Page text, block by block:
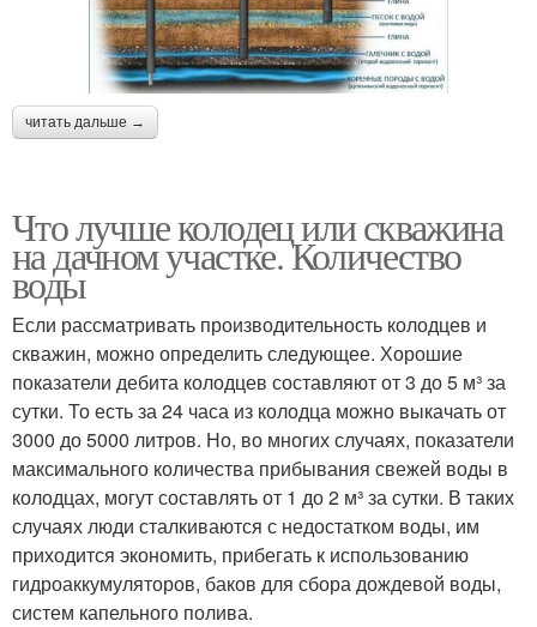
читать дальше →
Что лучше колодец или скважина
на дачном участке. Количество
воды
Если рассматривать производительность колодцев и
скважин, можно определить следующее. Хорошие
показатели дебита колодцев составляют от 3 до 5 м³ за
сутки. То есть за 24 часа из колодца можно выкачать от
3000 до 5000 литров. Но, во многих случаях, показатели
максимального количества прибывания свежей воды в
колодцах, могут составлять от 1 до 2 м³ за сутки. В таких
случаях люди сталкиваются с недостатком воды, им
приходится экономить, прибегать к использованию
гидроаккумуляторов, баков для сбора дождевой воды,
систем капельного полива.